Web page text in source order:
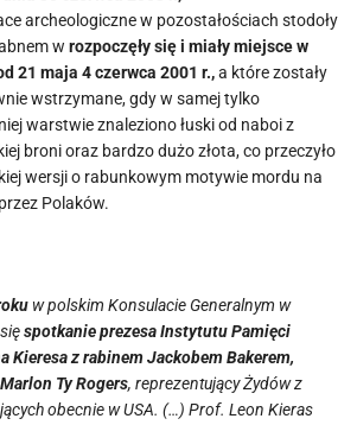
archeologiczne w pozostałościach stodoły
w rozpoczęły się i miały miejsce w
21 maja 4 czerwca 2001 r.,a które zostały
wstrzymane, gdy w samej tylko
warstwie znaleziono łuski od naboi z
broni oraz bardzo dużo złota, co przeczyło
wersji o rabunkowym motywie mordu na
Polaków.
w polskim Konsulacie Generalnym w
spotkanie prezesa Instytutu Pamięci
Kieresa z rabinem Jackobem Bakerem,
Ty Rogers, reprezentujący Żydów z
obecnie w USA. (…) Prof. Leon Kieras